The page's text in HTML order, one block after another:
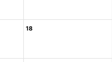
18